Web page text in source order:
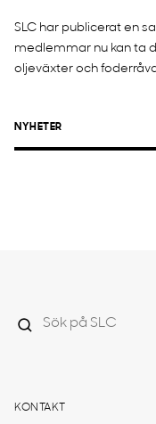
SLC har publicerat en
medlemmar nu kan ta
oljeväxter och
NYHETER
KONTAKT